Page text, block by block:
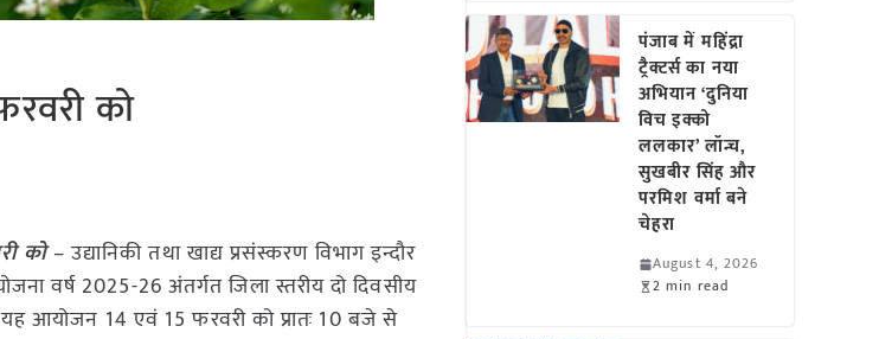
को
को– उद्यानिकी तथा खाद्य प्रसंस्करण विभाग इन्दौर
वर्ष 2025-26 अंतर्गत जिला स्तरीय दो दिवसीय
यह आयोजन 14 एवं 15 फरवरी को प्रातः 10 बजे से
पंजाब में महिंद्रा
ट्रैक्टर्स का नया
अभियान ‘दुनिया
विच इक्को
ललकार’ लॉन्च,
सुखबीर सिंह और
परमिश वर्मा बने
चेहरा
August 4, 2026
2 min read